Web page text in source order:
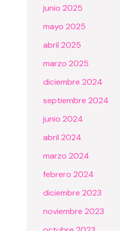
junio 2025
mayo 2025
abril 2025
marzo 2025
diciembre 2024
septiembre 2024
junio 2024
abril 2024
marzo 2024
febrero 2024
diciembre 2023
noviembre 2023